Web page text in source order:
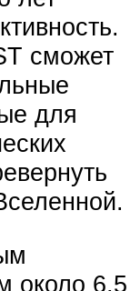
сможет
для
около 6,5